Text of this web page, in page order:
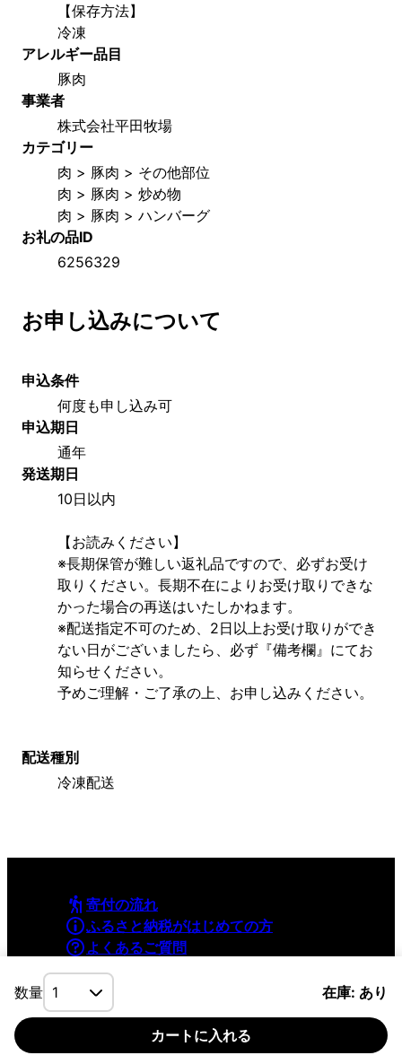
数量 在庫: あり
カートに入れる
【保存方法】
冷凍
アレルギー品目
豚肉
事業者
株式会社平田牧場
カテゴリー
肉 > 豚肉 > その他部位
肉 > 豚肉 > 炒め物
肉 > 豚肉 > ハンバーグ
お礼の品ID
6256329
お申し込みについて
申込条件
何度も申し込み可
申込期日
通年
発送期日
10日以内
【お読みください】
※長期保管が難しい返礼品ですので、必ずお受け
取りください。長期不在によりお受け取りできな
かった場合の再送はいたしかねます。
※配送指定不可のため、2日以上お受け取りができ
ない日がございましたら、必ず『備考欄』にてお
知らせください。
予めご理解・ご了承の上、お申し込みください。
配送種別
冷凍配送
寄付の流れ
ふるさと納税がはじめての方
よくあるご質問
利用規約
プライバシーポリシー
©YAMAPInc. ALL RIGHTS RESERVED.